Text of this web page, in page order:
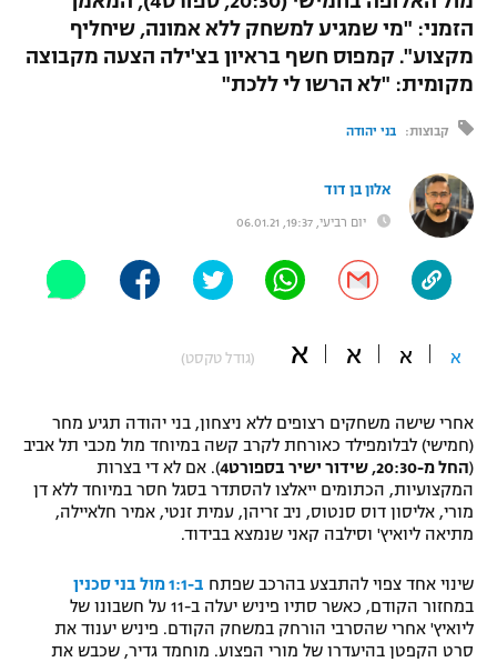
לוח שידורים
ברחבה
"מעל הליגה" – פודקאסט
"מחצית בשכונה" – פודקאסט
תקנון עבור פעילות אלקטרה
תקנון עבור פעילות ספורט 1 – "מרלן"
גיימינג E-Sports
תנאי שימוש
מדיניות פרטיות
הפועל חיפה
הפועל באר שבע
מכבי נתניה
בני יהודה
ליגה סינית
ליגה ברזילאית
ליגות נוספות
אגרוף
ספורט אולימפי
היאבקות WWE
אופניים
כדורמים
פוטבול אמריקאי NFL
בייסבול MLB
ספורט אתגרי ואקסטרים
אומנויות לחימה
גיימינג E-Sports
הזמני: "מי שמגיע למשחק ללא אמונה, שיחליף
מקצוע". קמפוס חשף בראיון בצ'ילה הצעה מקבוצה
מקומית: "לא הרשו לי ללכת"
קבוצות: בני יהודה
אלון בן דוד
יום רביעי, 19:37, 06.01.21
א א א א (גודל טקסט)
אחרי שישה משחקים רצופים ללא ניצחון, בני יהודה תגיע מחר
(חמישי) לבלומפילד כאורחת לקרב קשה במיוחד מול מכבי תל אביב
(החל מ-20:30, שידור ישיר בספורט4
). אם לא די בצרות
המקצועיות, הכתומים ייאלצו להסתדר בסגל חסר במיוחד ללא דן
מורי, אליסון דוס סנטוס, ניב זריהן, עמית זנטי, אמיר חלאיילה,
מתיאה ליואיץ' וסילבה קאני שנמצא בבידוד.
שינוי אחד צפוי להתבצע בהרכב שפתח ב-1:1 מול בני סכנין
במחזור הקודם, כאשר סתיו פיניש יעלה ב-11 על חשבונו של
ליואיץ' אחרי שהסרבי הורחק במשחק הקודם. פיניש יענוד את
סרט הקפטן בהיעדרו של מורי הפצוע. מוחמד גדיר, שכבש את